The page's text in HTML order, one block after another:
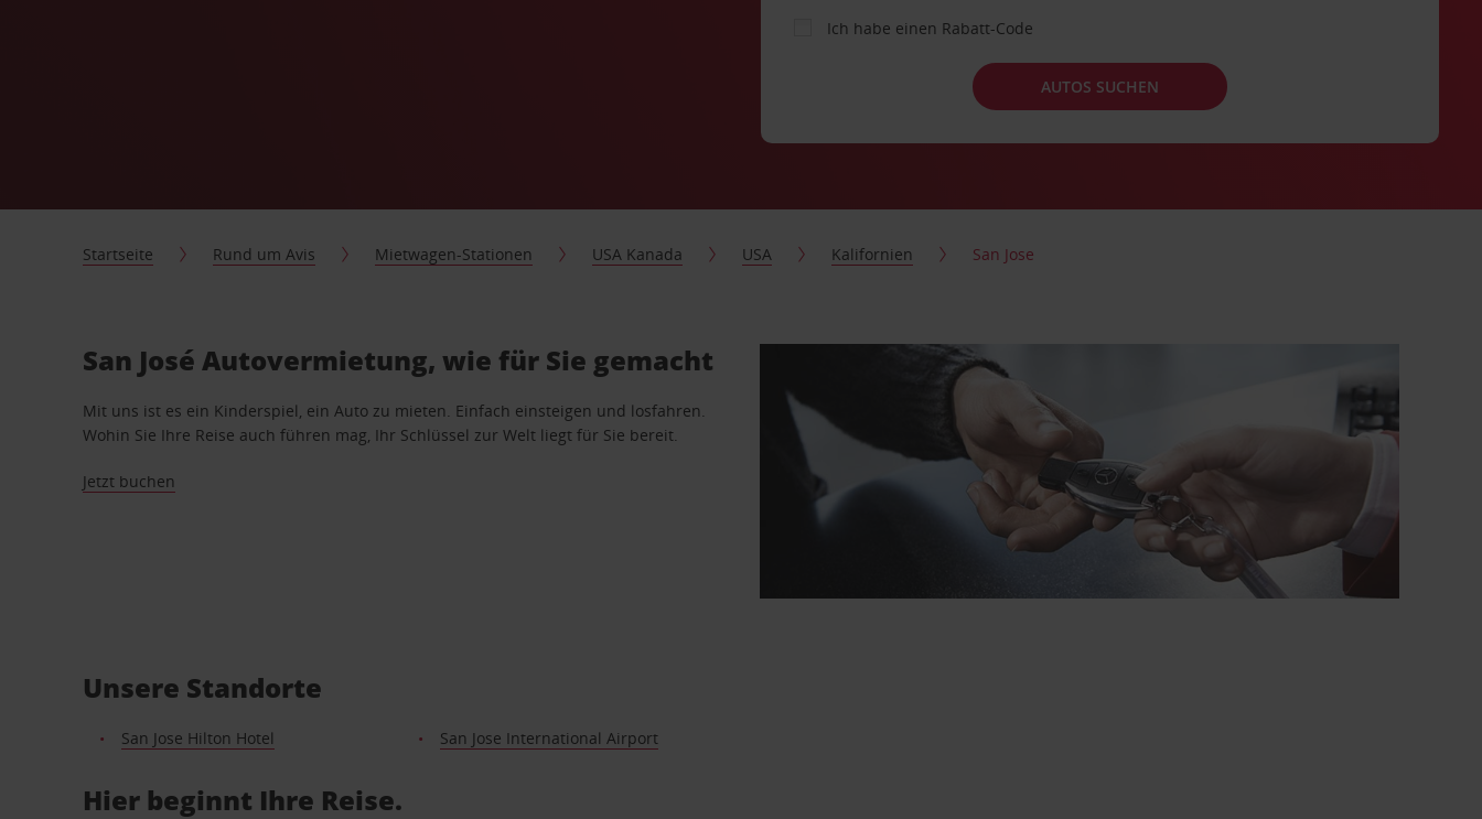
Ich habe einen Rabatt-Code
AUTOS SUCHEN
Startseite Rund um Avis Mietwagen-Stationen USA Kanada USA Kalifornien San Jose
San José Autovermietung, wie für Sie gemacht
Mit uns ist es ein Kinderspiel, ein Auto zu mieten. Einfach einsteigen und losfahren.
Wohin Sie Ihre Reise auch führen mag, Ihr Schlüssel zur Welt liegt für Sie bereit.
Jetzt buchen
Unsere Standorte
San Jose Hilton Hotel San Jose International Airport
Hier beginnt Ihre Reise.